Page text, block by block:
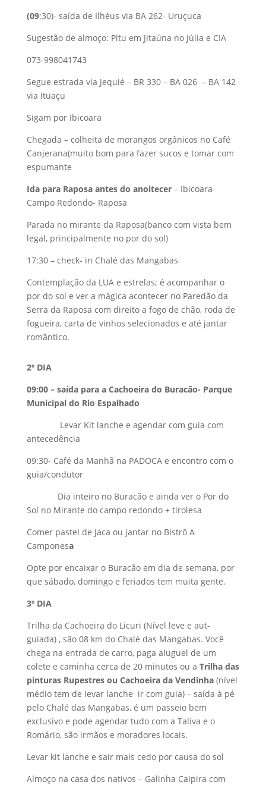
(09:30)- saída de Ilhéus via BA 262- Uruçuca
Sugestão de almoço: Pitu em Jitaúna no Júlia e CIA
073-998041743
Segue estrada via Jequié – BR 330 – BA 026 – BA 142
via Ituaçu
Sigam por Ibicoara
Chegada – colheita de morangos orgânicos no Café
Canjerana(muito bom para fazer sucos e tomar com
espumante
Ida para Raposa antes do anoitecer– Ibicoara-
Campo Redondo- Raposa
Parada no mirante da Raposa(banco com vista bem
legal, principalmente no por do sol)
17:30 – check- in Chalé das Mangabas
Contemplação da LUA e estrelas; é acompanhar o
por do sol e ver a mágica acontecer no Paredão da
Serra da Raposa com direito a fogo de chão, roda de
fogueira, carta de vinhos selecionados e até jantar
romãntico.
2º DIA
09:00 – saída para a Cachoeira do Buracão- Parque
Municipal do Rio Espalhado
Levar Kit lanche e agendar com guia com
antecedência
09:30- Café da Manhã na PADOCA e encontro com o
guia/condutor
Dia inteiro no Buracão e ainda ver o Por do
Sol no Mirante do campo redondo + tirolesa
Comer pastel de Jaca ou jantar no Bistrô A
Camponesa
Opte por encaixar o Buracão em dia de semana, por
que sábado, domingo e feriados tem muita gente.
3º DIA
Trilha da Cachoeira do Licuri (Nível leve e aut-
guiada) , são 08 km do Chalé das Mangabas. Você
chega na entrada de carro, paga aluguel de um
colete e caminha cerca de 20 minutos ou a Trilha das
pinturas Rupestres ou Cachoeira da Vendinha(nível
médio tem de levar lanche ir com guia) – saída à pé
pelo Chalé das Mangabas, é um passeio bem
exclusivo e pode agendar tudo com a Taliva e o
Romário, são irmãos e moradores locais.
Levar kit lanche e sair mais cedo por causa do sol
Almoço na casa dos nativos – Galinha Caipira com